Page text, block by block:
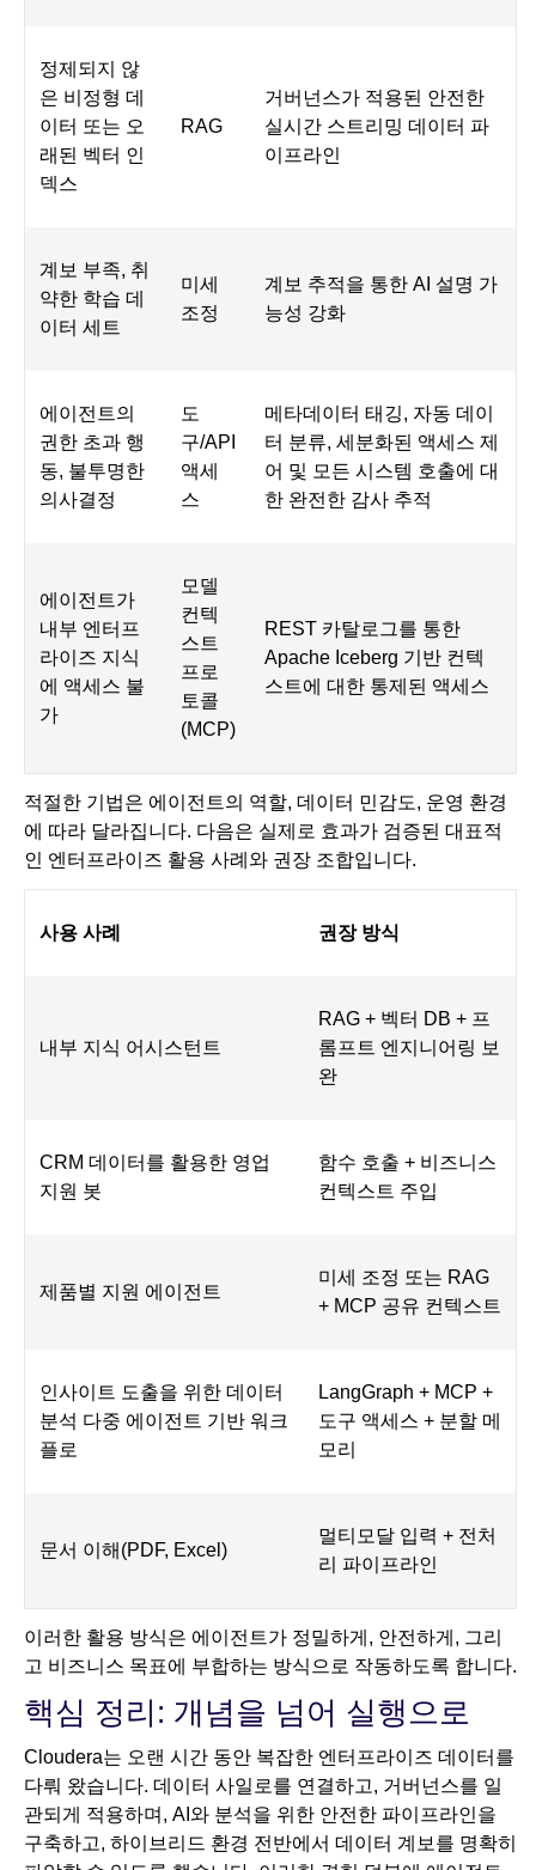
정제되지 않
은 비정형 데
이터 또는 오
래된 벡터 인
덱스
RAG
거버넌스가 적용된 안전한
실시간 스트리밍 데이터 파
이프라인
계보 부족, 취
약한 학습 데
이터 세트
미세
조정
계보 추적을 통한 AI 설명 가
능성 강화
에이전트의
권한 초과 행
동, 불투명한
의사결정
도
구/API
액세
스
메타데이터 태깅, 자동 데이
터 분류, 세분화된 액세스 제
어 및 모든 시스템 호출에 대
한 완전한 감사 추적
에이전트가
내부 엔터프
라이즈 지식
에 액세스 불
가
모델
컨텍
스트
프로
토콜
(MCP)
REST 카탈로그를 통한
Apache Iceberg 기반 컨텍
스트에 대한 통제된 액세스
적절한 기법은 에이전트의 역할, 데이터 민감도, 운영 환경
에 따라 달라집니다. 다음은 실제로 효과가 검증된 대표적
인 엔터프라이즈 활용 사례와 권장 조합입니다.
사용 사례 권장 방식
내부 지식 어시스턴트
RAG + 벡터 DB + 프
롬프트 엔지니어링 보
완
CRM 데이터를 활용한 영업
지원 봇
함수 호출 + 비즈니스
컨텍스트 주입
제품별 지원 에이전트
미세 조정 또는 RAG
+ MCP 공유 컨텍스트
인사이트 도출을 위한 데이터
분석 다중 에이전트 기반 워크
플로
LangGraph + MCP +
도구 액세스 + 분할 메
모리
문서 이해(PDF, Excel)
멀티모달 입력 + 전처
리 파이프라인
이러한 활용 방식은 에이전트가 정밀하게, 안전하게, 그리
고 비즈니스 목표에 부합하는 방식으로 작동하도록 합니다.
핵심 정리: 개념을 넘어 실행으로
Cloudera는 오랜 시간 동안 복잡한 엔터프라이즈 데이터를
다뤄 왔습니다. 데이터 사일로를 연결하고, 거버넌스를 일
관되게 적용하며, AI와 분석을 위한 안전한 파이프라인을
구축하고, 하이브리드 환경 전반에서 데이터 계보를 명확히